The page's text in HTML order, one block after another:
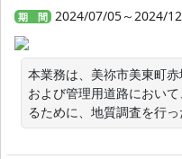
期 間 2024/07/05～2024/
本業務は、美祢市美東町
および管理用道路におい
るために、地質調査を行っ